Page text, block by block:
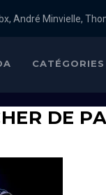
André Minvielle,
CATÉGORIES
DE